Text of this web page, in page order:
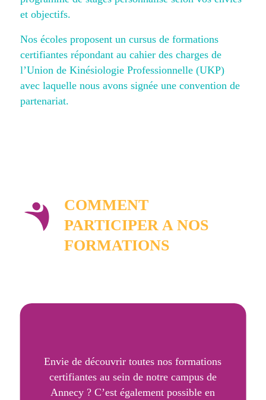
et objectifs.
Nos écoles proposent un cursus de formations
certifiantes répondant au cahier des charges de
l’Union de Kinésiologie Professionnelle (UKP)
avec laquelle nous avons signée une convention de
partenariat.
COMMENT
PARTICIPER A NOS
FORMATIONS
Envie de découvrir toutes nos formations
certifiantes au sein de notre campus de
Annecy ? C’est également possible en